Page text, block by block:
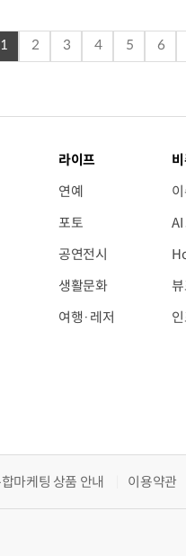
1 2 3 4 5 6
라이프
연예
포토
공연전시
생활문화
여행·레저
마케팅 상품 안내 이용약관